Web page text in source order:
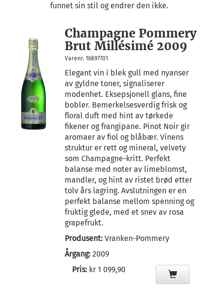
funnet sin stil og endrer den ikke.
Champagne Pommery
Brut Millésimé 2009
Varenr. 16897701
Elegant vin i blek gull med nyanser
av gyldne toner, signaliserer
modenhet. Eksepsjonell glans, fine
bobler. Bemerkelsesverdig frisk og
floral duft med hint av tørkede
fikener og frangipane. Pinot Noir gir
aromaer av fiol og blåbær. Vinens
struktur er rett og mineral, velvety
som Champagne-kritt. Perfekt
balanse med noter av limeblomst,
mandler, og hint av ristet brød etter
tolv års lagring. Avslutningen er en
perfekt balanse mellom spenning og
fruktig glede, med et snev av rosa
grapefrukt.
Produsent: Vranken-Pommery
Årgang: 2009
Pris: kr 1 099,90